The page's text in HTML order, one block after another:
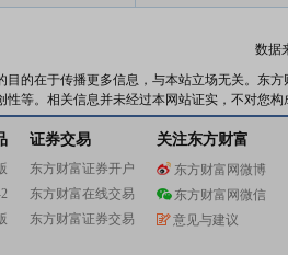
数据
目的在于传播更多信息，与本站立场无关。东
性等。相关信息并未经过本网站证实，不对您
证券交易
东方财富证券开户
东方财富在线交易
东方财富证券交易
关注东方财富
东方财富网微博
东方财富网微信
意见与建议